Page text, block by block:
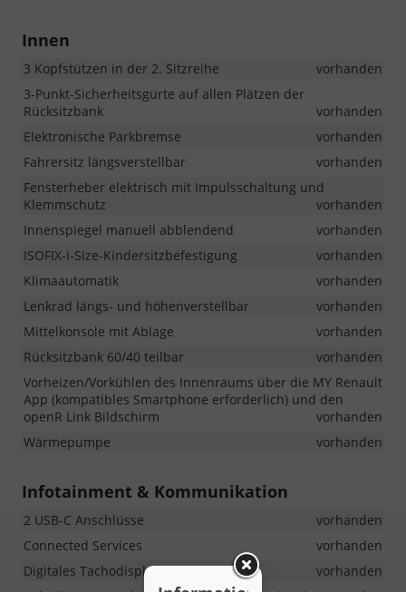
Innen
3 Kopfstützen in der 2. Sitzreihe
vorhanden
3-Punkt-Sicherheitsgurte auf allen Plätzen der
Rücksitzbank
vorhanden
Elektronische Parkbremse
vorhanden
Fahrersitz längsverstellbar
vorhanden
Fensterheber elektrisch mit Impulsschaltung und
Klemmschutz
vorhanden
Innenspiegel manuell abblendend
vorhanden
ISOFIX-i-Size-Kindersitzbefestigung
vorhanden
Klimaautomatik
vorhanden
Lenkrad längs- und höhenverstellbar
vorhanden
Mittelkonsole mit Ablage
vorhanden
Rücksitzbank 60/40 teilbar
vorhanden
Vorheizen/Vorkühlen des Innenraums über die MY Renault
App (kompatibles Smartphone erforderlich) und den
openR Link Bildschirm
vorhanden
Wärmepumpe
vorhanden
Infotainment & Kommunikation
2 USB-C Anschlüsse
vorhanden
Connected Services
vorhanden
Digitales Tachodisplay 7 Zoll
vorhanden